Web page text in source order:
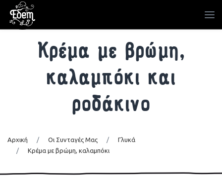
Κρέμα με βρώμη,
καλαμπόκι και
ροδάκινο
Αρχική / Οι Συνταγές Μας /
Γλυκά
/
Κρέμα με βρώμη, καλαμπόκι